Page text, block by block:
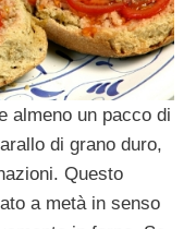
almeno un pacco di
di grano duro,
Questo
a metà in senso